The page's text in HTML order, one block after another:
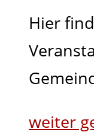
Hier
weiter